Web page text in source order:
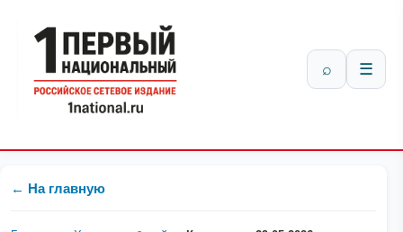
⌕ ☰
← На главную